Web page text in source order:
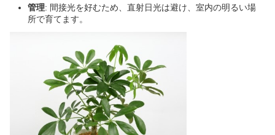
管理: 間接光を好むため、直射日光は避け、室内の明るい場
所で育てます。